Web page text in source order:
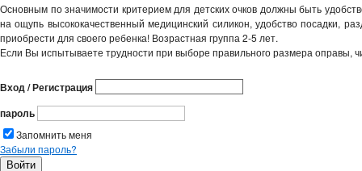
Основным по значимости критерием для детских очков должны быть
на ощупь высококачественный медицинский силикон, удобство посадки,
приобрести для своего ребенка! Возрастная группа 2-5 лет.
Если Вы испытываете трудности при выборе правильного размера оправы,
Вход / Регистрация
пароль
Запомнить меня
Забыли пароль?